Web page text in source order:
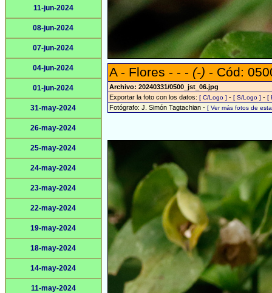
11-jun-2024
08-jun-2024
07-jun-2024
04-jun-2024
01-jun-2024
31-may-2024
26-may-2024
25-may-2024
24-may-2024
23-may-2024
22-may-2024
19-may-2024
18-may-2024
14-may-2024
11-may-2024
A - Flores - - - (-) - Cód:
Archivo: 20240331/0500_jst_06.jpg
Exportar la foto con los datos: [ C/Logo ] - [ S/Logo ] - [
Fotógrafo: J. Simón Tagtachian - [ Ver más fotos de